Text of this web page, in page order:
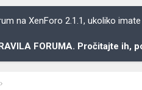
na XenForo 2.1.1, ukoliko
FORUMA. Pročitajte